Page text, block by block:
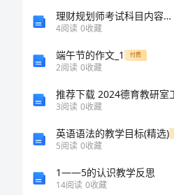
2024
理财规划师考试科目内容（考什么）
4阅读 0收藏
端午节的作文_1 付费
2阅读 0收藏
3阅读 0收藏
英语语法的教学目标(精选)
5阅读 0收藏
1——5的认识教学反思
14阅读 0收藏